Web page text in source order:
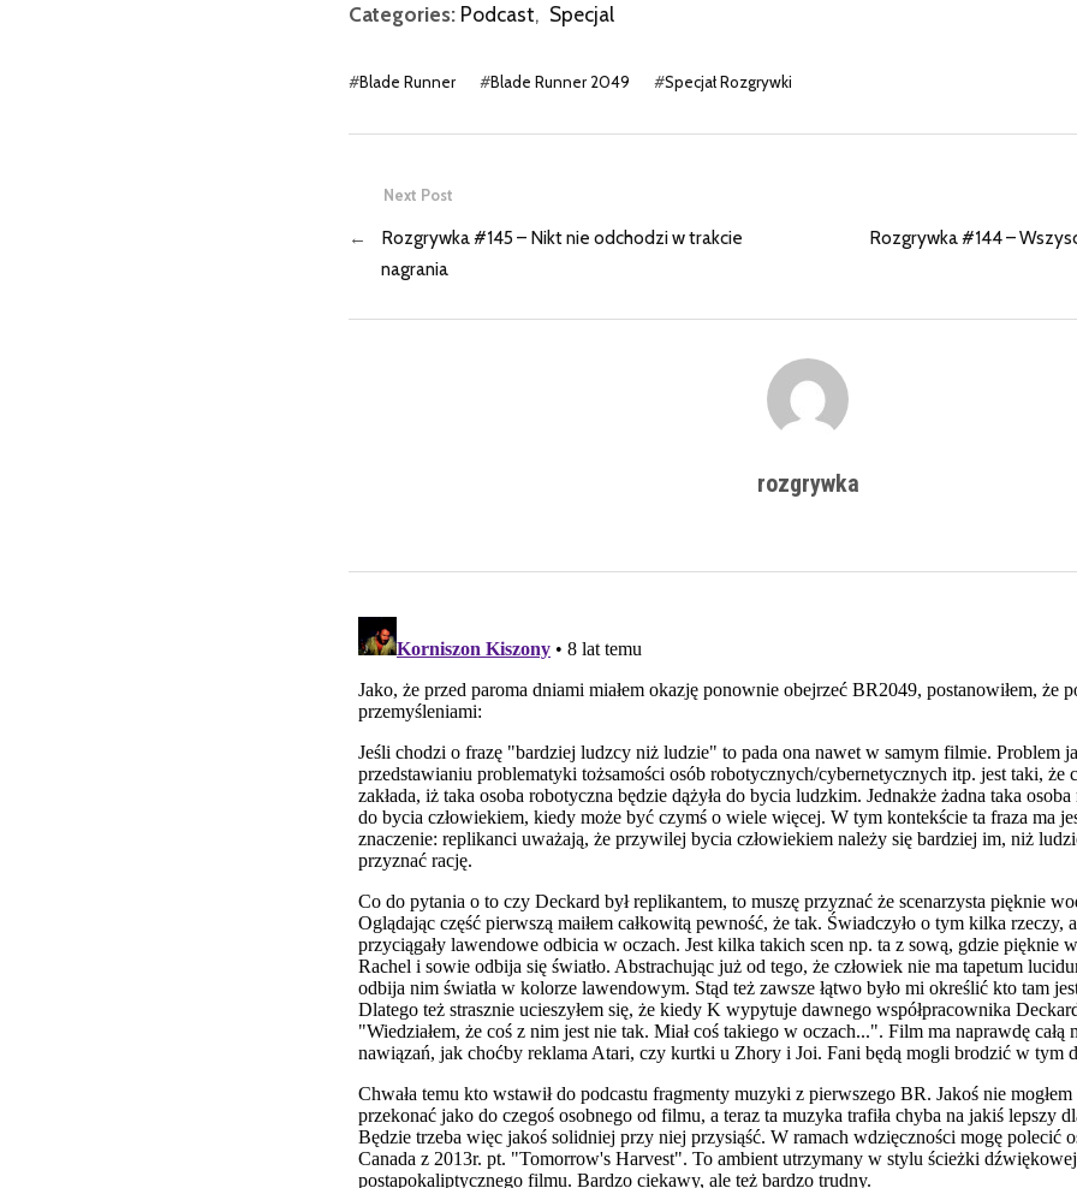
Categories: Podcast, Specjal
#Blade Runner #Blade Runner 2049 #Specjał Rozgrywki
Rozgrywka #144 –
Next Post
←
Rozgrywka #145 – Nikt nie odchodzi w trakcie
nagrania
rozgrywka